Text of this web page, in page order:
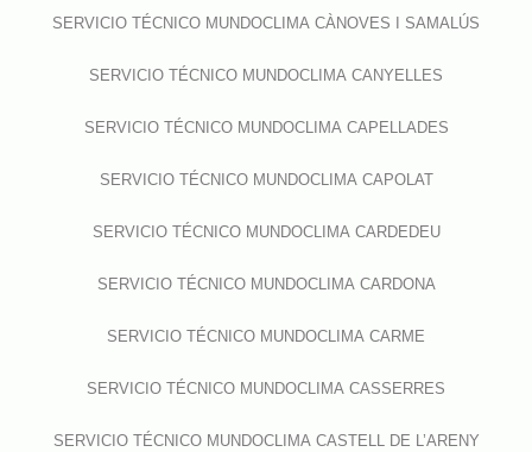
SERVICIO TÉCNICO MUNDOCLIMA CÀNOVES I SAMALÚS
SERVICIO TÉCNICO MUNDOCLIMA CANYELLES
SERVICIO TÉCNICO MUNDOCLIMA CAPELLADES
SERVICIO TÉCNICO MUNDOCLIMA CAPOLAT
SERVICIO TÉCNICO MUNDOCLIMA CARDEDEU
SERVICIO TÉCNICO MUNDOCLIMA CARDONA
SERVICIO TÉCNICO MUNDOCLIMA CARME
SERVICIO TÉCNICO MUNDOCLIMA CASSERRES
SERVICIO TÉCNICO MUNDOCLIMA CASTELL DE L’ARENY